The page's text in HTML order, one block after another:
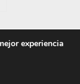
experiencia